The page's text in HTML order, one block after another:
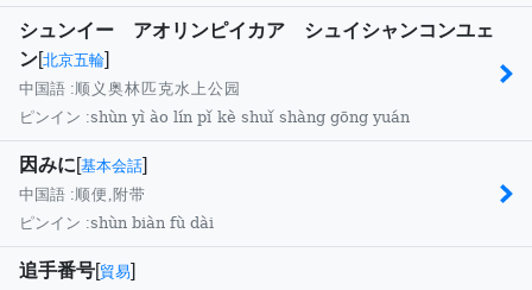
シュンイー アオリンピイカア シュイシャンコンユェ
ン[北京五輪]
中国語 : 顺义奥林匹克水上公园
ピンイン :shùn yì ào lín pǐ kè shuǐ shàng gōng yuán
因みに[基本会話]
中国語 : 顺便,附带
ピンイン :shùn biàn fù dài
追手番号[貿易]